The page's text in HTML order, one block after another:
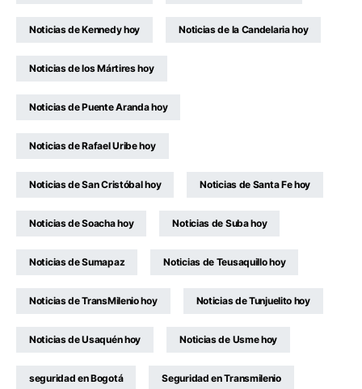
Noticias de Kennedy hoy Noticias de la Candelaria hoy
Noticias de los Mártires hoy
Noticias de Puente Aranda hoy
Noticias de Rafael Uribe hoy
Noticias de San Cristóbal hoy Noticias de Santa Fe hoy
Noticias de Soacha hoy Noticias de Suba hoy
Noticias de Sumapaz Noticias de Teusaquillo hoy
Noticias de TransMilenio hoy Noticias de Tunjuelito hoy
Noticias de Usaquén hoy Noticias de Usme hoy
seguridad en Bogotá Seguridad en Transmilenio